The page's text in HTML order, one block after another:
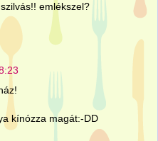
emlékszel?
kínózza magát:-DD